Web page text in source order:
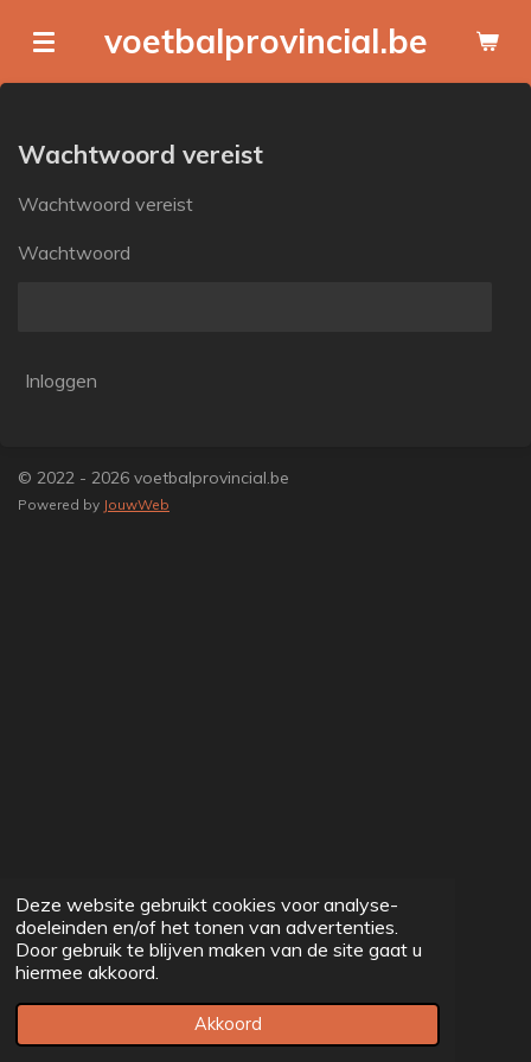
Deze website gebruikt cookies voor analyse-
doeleinden en/of het tonen van advertenties.
Door gebruik te blijven maken van de site gaat u
hiermee akkoord.
Akkoord
direct
naar
hoofdinhoud
voetbalprovincial.be
Wachtwoord vereist
Wachtwoord vereist
Wachtwoord
Inloggen
© 2022 - 2026 voetbalprovincial.be
Powered by JouwWeb